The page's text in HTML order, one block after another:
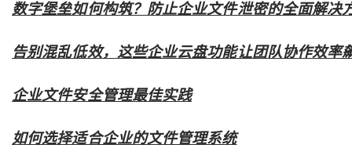
数字堡垒如何构筑？防止企业文件泄密的全面解决
告别混乱低效，这些企业云盘功能让团队协作效率
企业文件安全管理最佳实践
如何选择适合企业的文件管理系统